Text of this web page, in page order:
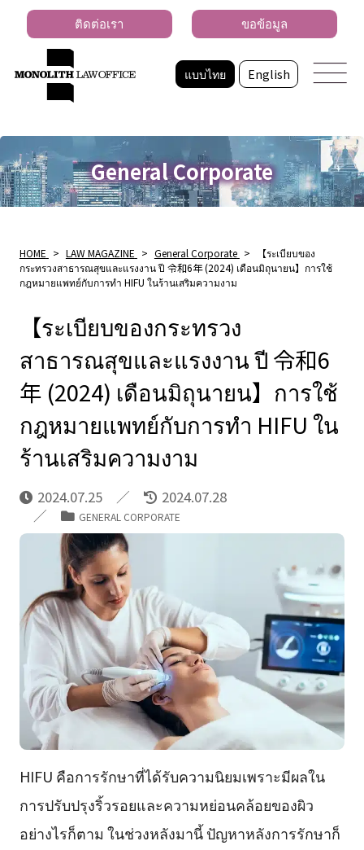
แบบไทย English
ติดต่อเรา ขอข้อมูล
General Corporate
HOME > LAW MAGAZINE > General Corporate >
【ระเบียบของ
กระทรวงสาธารณสุขและแรงงาน ปี 令和6年 (2024) เดือนมิถุนายน】การใช้
กฎหมายแพทย์กับการทํา HIFU ในร้านเสริมความงาม
【ระเบียบของกระทรวง
สาธารณสุขและแรงงาน ปี 令和6
年 (2024) เดือนมิถุนายน】การใช้
กฎหมายแพทย์กับการทํา HIFU ใน
ร้านเสริมความงาม
2024.07.25 2024.07.28
GENERAL CORPORATE
HIFU คือการรักษาที่ได้รับความนิยมเพราะมีผลใน
การปรับปรุงริ้วรอยและความหย่อนคล้อยของผิว
อย่างไรก็ตาม ในช่วงหลังมานี้ ปัญหาหลังการรักษาก็